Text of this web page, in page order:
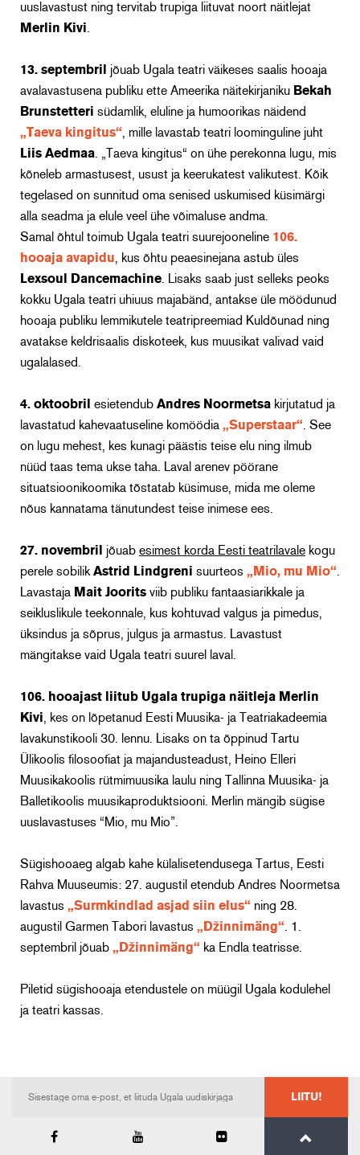
uuslavastust ning tervitab trupiga liituvat noort näitlejat
Merlin Kivi
13. septembril
jõuab Ugala teatri väikeses saalis hooaja
avalavastusena publiku ette Ameerika näitekirjaniku Bekah
Brunstetteri südamlik, eluline ja humoorikas näidend
„Taeva kingitus“ , mille lavastab teatri loominguline juht
Liis Aedmaa . „Taeva kingitus“ on ühe perekonna lugu, mis
kõneleb armastusest, usust ja keerukatest valikutest . Kõik
tegelased on sunnitud oma senised uskumised küsimärgi
alla seadma ja elule veel ühe võimaluse andma.
Samal õhtul toimub Ugala teatri suurejooneline 106.
hooaja avapidu , kus õhtu peaesinejana astub üles
Lexsoul Dancemachine . Lisaks saab just selleks peoks
kokku Ugala teatri uhiuus majabänd, antakse üle möödunud
hooaja publiku lemmikutele teatripreemiad Kuldõunad ning
avatakse keldrisaalis diskoteek, kus muusikat valivad vaid
ugalalased.
4. oktoobril esietendub Andres Noormetsa kirjutatud ja
lavastatud kahevaatuseline komöödia „Superstaar“ . See
on lugu mehest, kes kunagi päästis teise elu ning ilmub
nüüd taas tema ukse taha. Laval arenev pöörane
situatsioonikoomika tõstatab küsimuse, mida me oleme
nõus kannatama tänutundest teise inimese ees.
27. novembril jõuab esimest korda Eesti teatrilavale kogu
perele sobilik Astrid Lindgreni suurteos „Mio, mu Mio“
Lavastaja Mait Joorits viib publiku fantaasiarikkale ja
seikluslikule teekonnale, kus kohtuvad valgus ja pimedus,
üksindus ja sõprus, julgus ja armastus.
Lavastust
mängitakse vaid Ugala teatri suurel laval.
106. hooajast liitub Ugala trupiga näitleja Merlin
Kivi , kes on lõpetanud Eesti Muusika- ja Teatriakadeemia
lavakunstikooli 30. lennu. Lisaks on ta õppinud Tartu
Ülikoolis filosoofiat ja majandusteadust, Heino Elleri
Muusikakoolis rütmimuusika laulu ning Tallinna Muusika- ja
Balletikoolis muusikaproduktsiooni. Merlin mängib sügise
uuslavastuses “Mio, mu Mio”.
Sügishooaeg algab kahe külalisetendusega Tartus, Eesti
Rahva Muuseumis: 27. augustil etendub Andres Noormetsa
lavastus „Surmkindlad asjad siin elus“ ning 28.
augustil Garmen Tabori lavastus „Džinnimäng“ . 1.
septembril jõuab „Džinnimäng“ ka Endla teatrisse.
Piletid sügishooaja etendustele on müügil Ugala kodulehel
ja teatri kassas.
LIITU!